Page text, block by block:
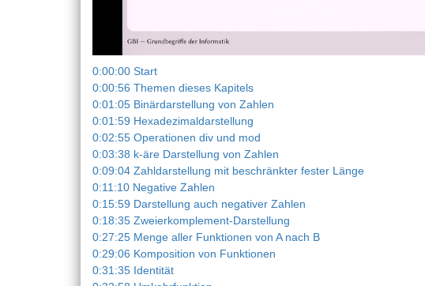
0:00:00 Start
0:00:56 Themen dieses Kapitels
0:01:05 Binärdarstellung von Zahlen
0:01:59 Hexadezimaldarstellung
0:02:55 Operationen div und mod
0:03:38 k-äre Darstellung von Zahlen
0:09:04 Zahldarstellung mit beschränkter fester Länge
0:11:10 Negative Zahlen
0:15:59 Darstellung auch negativer Zahlen
0:18:35 Zweierkomplement-Darstellung
0:27:25 Menge aller Funktionen von A nach B
0:29:06 Komposition von Funktionen
0:31:35 Identität